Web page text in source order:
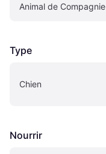
Animal de Compagnie
Type
Chien
Nourrir